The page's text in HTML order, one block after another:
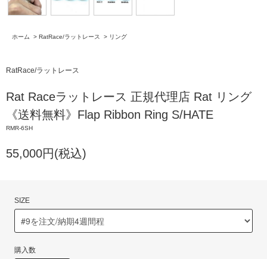
ホーム > RatRace/ラットレース > リング
RatRace/ラットレース
Rat Raceラットレース 正規代理店 Rat リング
《送料無料》Flap Ribbon Ring S/HATE
RMR-6SH
55,000円(税込)
SIZE
購入数